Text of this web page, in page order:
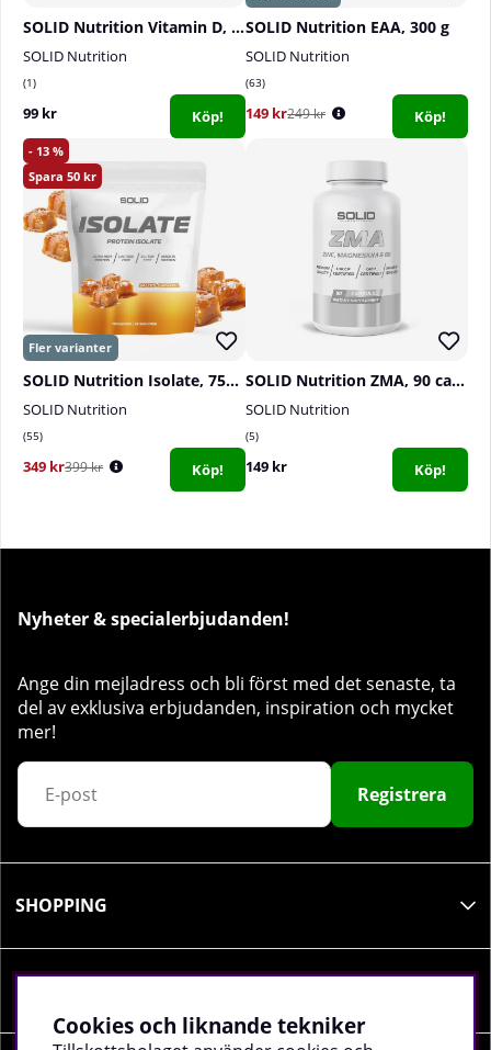
SOLID Nutrition Vitamin D, 90 caps
SOLID Nutrition
1
99 kr Köp!
SOLID Nutrition EAA, 300 g
SOLID Nutrition
63
149 kr249 kr Köp!
13
50
SOLID Nutrition Isolate, 750 g
SOLID Nutrition
55
349 kr399 kr Köp!
SOLID Nutrition ZMA, 90 caps
SOLID Nutrition
5
149 kr Köp!
Nyheter & specialerbjudanden!
Ange din mejladress och bli först med det senaste, ta
del av exklusiva erbjudanden, inspiration och mycket
mer!
Registrera
SHOPPING
Cookies och liknande tekniker